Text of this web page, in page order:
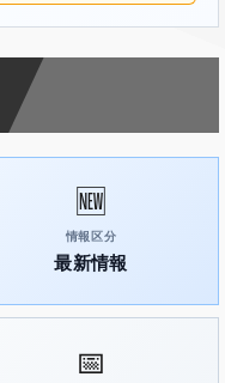
🆕
情報区分
最新情報
📅